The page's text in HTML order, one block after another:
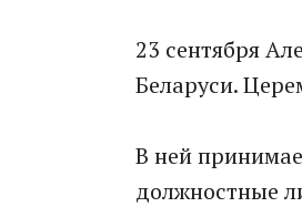
23 сентября
Беларуси.
В ней
должностные